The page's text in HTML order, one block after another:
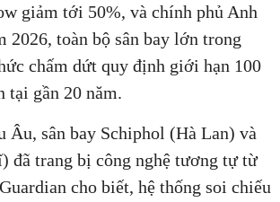
giảm tới 50%, và chính phủ Anh
2026, toàn bộ sân bay lớn trong
chấm dứt quy định giới hạn 100
tại gần 20 năm.
Âu, sân bay Schiphol (Hà Lan) và
đã trang bị công nghệ tương tự từ
cho biết, hệ thống soi chiếu